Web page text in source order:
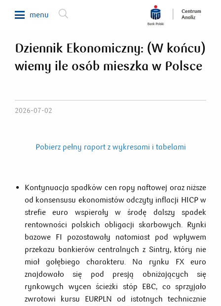
menu
Makroekonomia
Nieruchomości
Fundusze inwestycyjne
800 302 302
Dziennik Ekonomiczny: (W końcu)
wiemy ile osób mieszka w Polsce
2026-07-02
Pobierz pełny raport z wykresami i tabelami
Kontynuacja spadków cen ropy naftowej oraz niższe
od konsensusu ekonomistów odczyty inflacji HICP w
strefie euro wspierały w środę dalszy spadek
rentowności polskich obligacji skarbowych. Rynki
bazowe FI pozostawały natomiast pod wpływem
przekazu bankierów centralnych z Sintry, który nie
miał gołębiego charakteru. Na rynku FX euro
znajdowało się pod presją obniżających się
rynkowych wycen ścieżki stóp EBC, co sprzyjało
zwrotowi kursu EURPLN od istotnych technicznie